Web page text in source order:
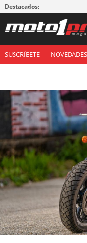
Destacados:
SUSCRÍBETE NOVEDADES